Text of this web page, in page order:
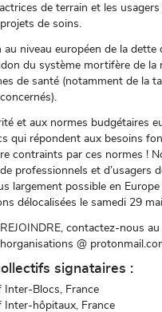
de terrain et les
de soins.
au niveau européen de la
du système mortifère de la
de santé (notamment de la
et aux normes budgétaires
qui répondent aux besoins
contraints par ces normes !
professionnels et d’usagers
largement possible en
délocalisées le samedi 29 mai
contactez-nous
@
signataires :
Inter-Blocs, France
Inter-hôpitaux, France